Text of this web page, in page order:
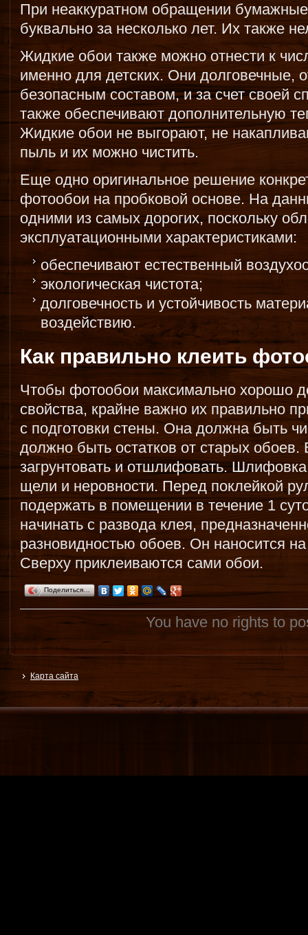
При неаккуратном обращении бумажные
буквально за несколько лет. Их также
Жидкие обои также можно отнести к
именно для детских. Они долговечные,
безопасным составом, и за счет своей
также обеспечивают дополнительную
Жидкие обои не выгорают, не
пыль и их можно чистить.
Еще одно оригинальное решение
фотообои на пробковой основе. На
одними из самых дорогих, поскольку
эксплуатационными характеристиками:
обеспечивают естественный
экологическая чистота;
долговечность и устойчивость
воздействию.
Как правильно клеить
Чтобы фотообои максимально хорошо
свойства, крайне важно их правильно
с подготовки стены. Она должна быть
должно быть остатков от старых
загрунтовать и отшлифовать.
щели и неровности. Перед поклейкой
подержать в помещении в течение 1
начинать с развода клея,
разновидностью обоев. Он наносится
Сверху приклеиваются сами обои.
Поделиться…
You have no rights to
Карта сайта